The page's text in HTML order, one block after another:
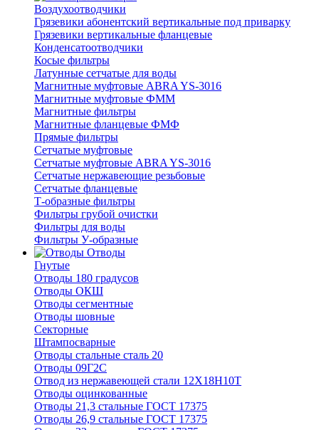
Воздухоотводчики
Грязевики абонентский вертикальные под приварку
Грязевики вертикальные фланцевые
Конденсатоотводчики
Косые фильтры
Латунные сетчатые для воды
Магнитные муфтовые ABRA YS-3016
Магнитные муфтовые ФММ
Магнитные фильтры
Магнитные фланцевые ФМФ
Прямые фильтры
Сетчатые муфтовые
Сетчатые муфтовые ABRA YS-3016
Сетчатые нержавеющие резьбовые
Сетчатые фланцевые
Т-образные фильтры
Фильтры грубой очистки
Фильтры для воды
Фильтры У-образные
Отводы
Гнутые
Отводы 180 градусов
Отводы ОКШ
Отводы сегментные
Отводы шовные
Секторные
Штампосварные
Отводы стальные сталь 20
Отводы 09Г2С
Отвод из нержавеющей стали 12Х18Н10Т
Отводы оцинкованные
Отводы 21,3 стальные ГОСТ 17375
Отводы 26,9 стальные ГОСТ 17375